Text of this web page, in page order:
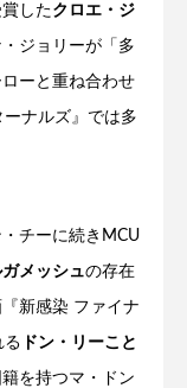
したクロエ・ジ
ジョリーが「多
ーと重ね合わせ
ナルズ』では多
チーに続きMCU
メッシュの存在
新感染 ファイナ
る ドン・リーこと
を持つマ・ドン